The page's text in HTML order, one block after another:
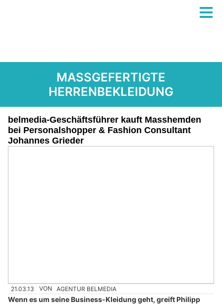
MASSGEFERTIGTE
HERRENBEKLEIDUNG
belmedia-Geschäftsführer kauft Masshemden
bei Personalshopper & Fashion Consultant
Johannes Grieder
21.03.13 VON AGENTUR BELMEDIA
Wenn es um seine Business-Kleidung geht, greift Philipp